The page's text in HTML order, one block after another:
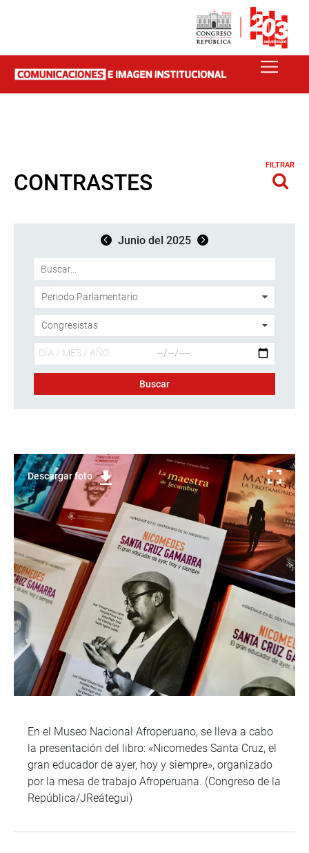
CONTRASTES
FILTRAR
Junio del 2025
Descargar foto
En el Museo Nacional Afroperuano, se lleva a cabo
la presentación del libro: «Nicomedes Santa Cruz, el
gran educador de ayer, hoy y siempre», organizado
por la mesa de trabajo Afroperuana. (Congreso de la
República/JReátegui)